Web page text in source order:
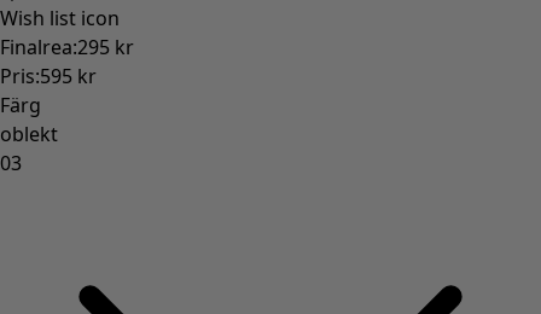
Lantlig inredning
Rolig inredning
Färgglad inredning
Blommig inredning
Natur
Bohemisk inredning